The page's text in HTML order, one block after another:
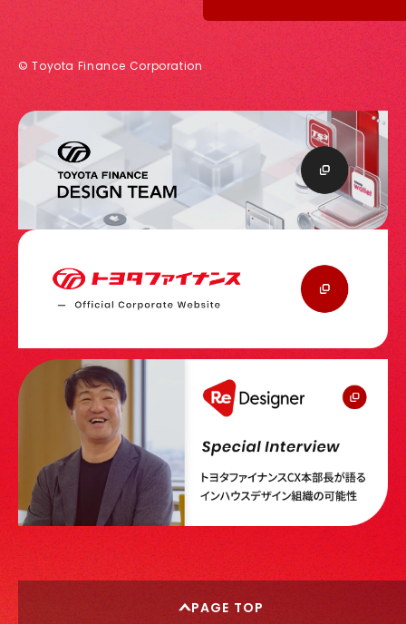
© Toyota Finance Corporation
PAGE TOP